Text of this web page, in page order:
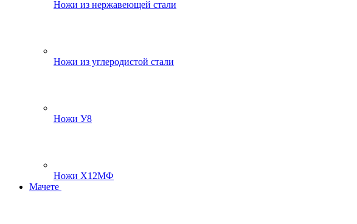
Ножи из нержавеющей стали
Ножи из углеродистой стали
Ножи У8
Ножи Х12МФ
Мачете